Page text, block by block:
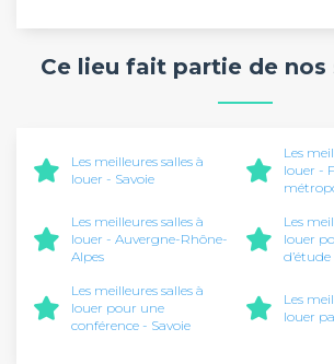
Ce lieu fait partie de nos
Les meilleures salles à
louer - Savoie
Les
louer -
Les meilleures salles à
louer - Auvergne-Rhône-
Alpes
Les
louer
Les meilleures salles à
louer pour une
conférence - Savoie
Les
louer